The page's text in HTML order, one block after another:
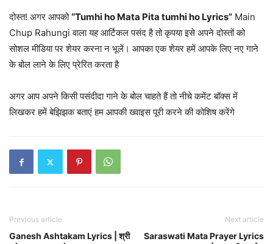
दोस्त! अगर आपको“Tumhi ho Mata Pita tumhi ho Lyrics” Main
Chup Rahungi वाला यह आर्टिकल पसंद है तो कृपया इसे अपने दोस्तों को
सोशल मीडिया पर शेयर करना न भूलें। आपका एक शेयर हमें आपके लिए नए गाने
के बोल लाने के लिए प्रेरित करता है
अगर आप अपने किसी पसंदीदा गाने के बोल चाहते हैं तो नीचे कमेंट बॉक्स में
लिखकर हमें बेझिझक बताएं हम आपकी ख्वाइस पूरी करने की कोशिष करेंगे
Previous article
Ganesh Ashtakam Lyrics | श्री
Next article
Saraswati Mata Prayer Lyrics